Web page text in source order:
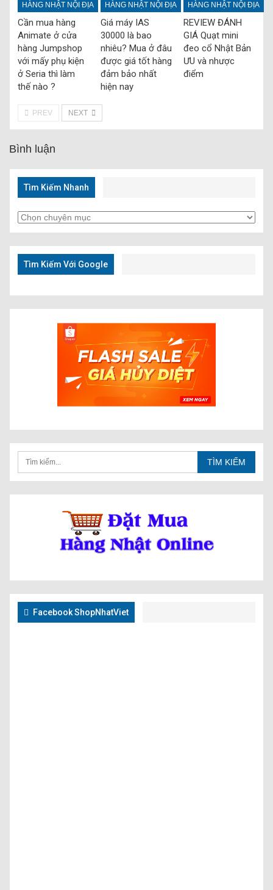
HÀNG NHẬT NỘI ĐỊA
Cần mua hàng
Animate ở cửa
hàng Jumpshop
với mấy phụ kiện
ở Seria thì làm
thế nào ?
HÀNG NHẬT NỘI ĐỊA
Giá máy IAS
30000 là bao
nhiêu? Mua ở đâu
được giá tốt hàng
đảm bảo nhất
hiện nay
HÀNG NHẬT NỘI ĐỊA
REVIEW ĐÁNH
GIÁ Quạt mini
đeo cổ Nhật Bản
ƯU và nhược
điểm
PREV NEXT
Bình luận
Tìm Kiếm Nhanh
Tìm
Kiếm
Nhanh
Tìm Kiếm Với Google
Facebook ShopNhatViet